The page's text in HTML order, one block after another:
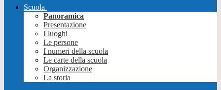
Scuola
Panoramica
Presentazione
I luoghi
Le persone
I numeri della scuola
Le carte della scuola
Organizzazione
La storia